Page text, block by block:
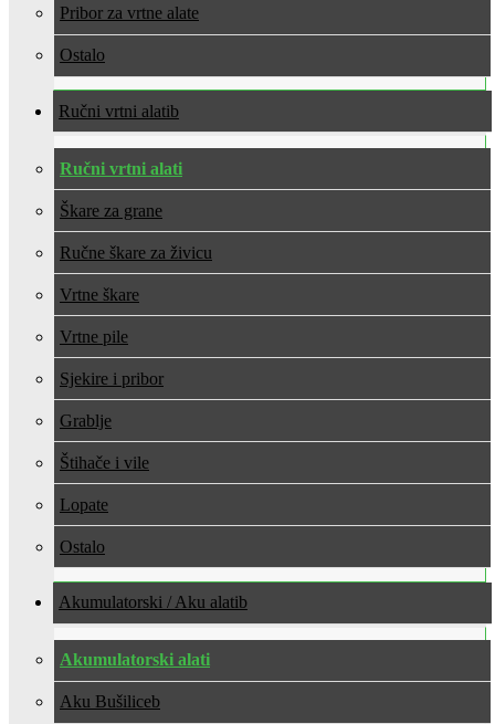
Pribor za vrtne alate
Ostalo
Ručni vrtni alati
Ručni vrtni alati
Škare za grane
Ručne škare za živicu
Vrtne škare
Vrtne pile
Sjekire i pribor
Grablje
Štihače i vile
Lopate
Ostalo
Akumulatorski / Aku alati
Akumulatorski alati
Aku Bušilice